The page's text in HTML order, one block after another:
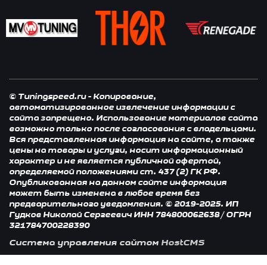
© Tuningspeed.ru - Копирование,
автоматизированное извлечение информации с
сайта запрещено. Использование материалов сайта
возможно только после согласования с владельцами.
Вся представленная информация на сайте, а также
цены на товары и услуги, носит информационный
характер и не является публичной офертой,
определяемой положениями ст. 437 (2) ГК РФ.
Опубликованная на данном сайте информация
может быть изменена в любое время без
предварительного уведомления. © 2019-2025. ИП
Гудков Николай Сергеевич ИНН 784800062638 / ОГРН
321784700228390
Система управления сайтом HostCMS